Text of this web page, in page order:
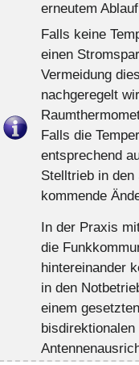
erneutem
Falls keine
einen
Vermeidung
nachgeregelt
Falls die
entsprechend
Stelltrieb in den
kommende
In der Praxis
die
hintereinander
in den
einem